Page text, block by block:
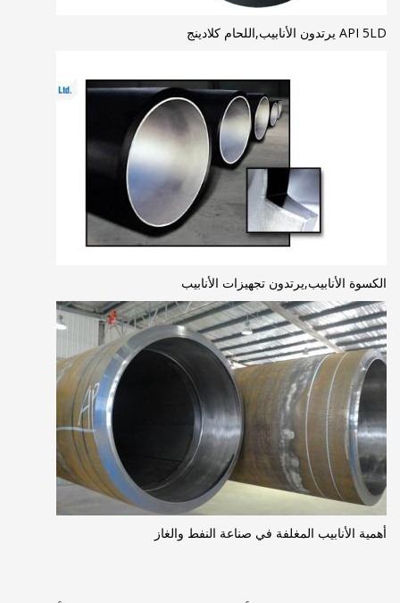
API 5LD يرتدون الأنابيب,اللحام كلادينج
الكسوة الأنابيب,يرتدون تجهيزات الأنابيب
أهمية الأنابيب المغلفة في صناعة النفط والغاز